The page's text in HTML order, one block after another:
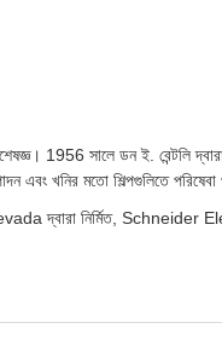
1956 সালে ডন ই. বেন্টলি দ্বারা
খনির মতো শিল্পগুলিতে পরিষেবা
দ্বারা নির্মিত, Schneider